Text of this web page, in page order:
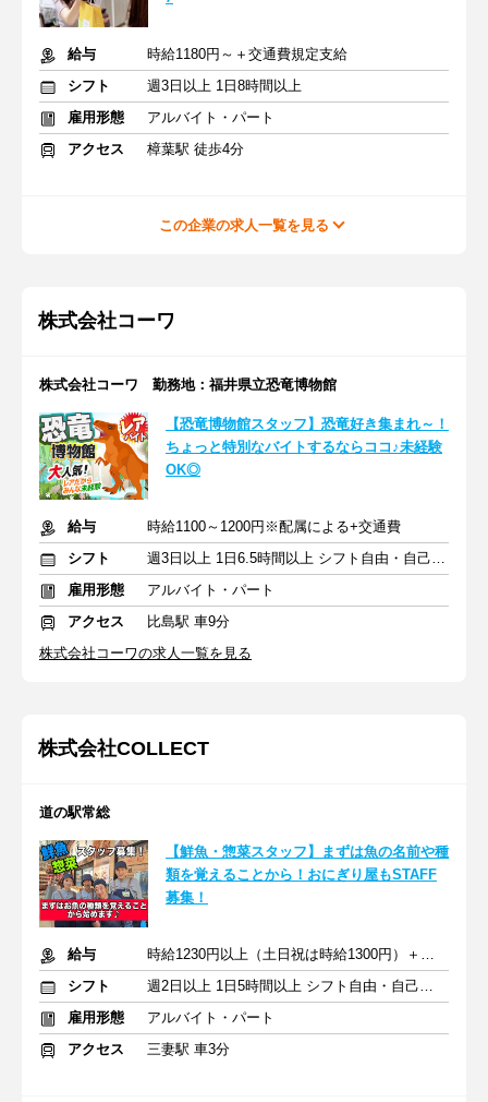
給与
時給1180円～＋交通費規定支給
シフト
週3日以上 1日8時間以上
雇用形態
アルバイト・パート
アクセス
樟葉駅 徒歩4分
この企業の求人一覧を見る
株式会社コーワ
株式会社コーワ 勤務地：福井県立恐竜博物館
【恐竜博物館スタッフ】恐竜好き集まれ～！
ちょっと特別なバイトするならココ♪未経験
OK◎
給与
時給1100～1200円※配属による+交通費
シフト
週3日以上 1日6.5時間以上 シフト自由・自己申告
雇用形態
アルバイト・パート
アクセス
比島駅 車9分
株式会社コーワの求人一覧を見る
株式会社COLLECT
道の駅常総
【鮮魚・惣菜スタッフ】まずは魚の名前や種
類を覚えることから！おにぎり屋もSTAFF
募集！
給与
時給1230円以上（土日祝は時給1300円）＋交通費
シフト
週2日以上 1日5時間以上 シフト自由・自己申告
雇用形態
アルバイト・パート
アクセス
三妻駅 車3分